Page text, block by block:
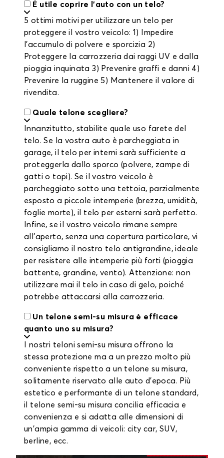
È utile coprire l'auto con un telo?
5 ottimi motivi per utilizzare un telo per
proteggere il vostro veicolo: 1) Impedire
l'accumulo di polvere e sporcizia 2)
Proteggere la carrozzeria dai raggi UV e dalla
pioggia inquinata 3) Prevenire graffi e danni 4)
Prevenire la ruggine 5) Mantenere il valore di
rivendita.
Quale telone scegliere?
Innanzitutto, stabilite quale uso farete del
telo. Se la vostra auto è parcheggiata in
garage, il telo per interni sarà sufficiente a
proteggerla dallo sporco (polvere, zampe di
gatti o topi). Se il vostro veicolo è
parcheggiato sotto una tettoia, parzialmente
esposto a piccole intemperie (brezza, umidità,
foglie morte), il telo per esterni sarà perfetto.
Infine, se il vostro veicolo rimane sempre
all'aperto, senza una copertura particolare, vi
consigliamo il nostro telo antigrandine, ideale
per resistere alle intemperie più forti (pioggia
battente, grandine, vento). Attenzione: non
utilizzare mai il telo in caso di gelo, poiché
potrebbe attaccarsi alla carrozzeria.
Un telone semi-su misura è efficace
quanto uno su misura?
I nostri teloni semi-su misura offrono la
stessa protezione ma a un prezzo molto più
conveniente rispetto a un telone su misura,
solitamente riservato alle auto d'epoca. Più
estetico e performante di un telone standard,
il telone semi-su misura concilia efficacia e
convenienza e si adatta alle dimensioni di
un'ampia gamma di veicoli: city car, SUV,
berline, ecc.